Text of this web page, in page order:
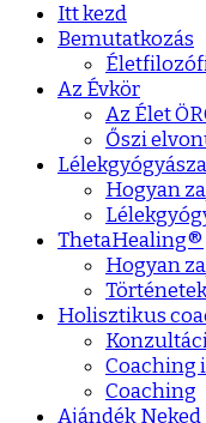
Itt kezd
Bemutatkozás
Az Évkör
Az Élet
Őszi
Hogyan
ThetaHealing®
Hogyan
Holisztikus
Coaching
Coaching
Ajándék Neked